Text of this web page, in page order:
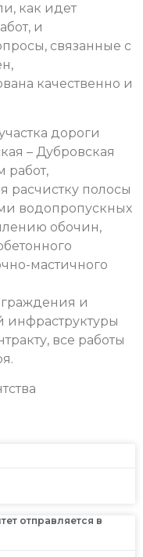
как идет
и
связанные с
качественно и
дороги
– Дубровская
работ,
расчистку полосы
водопропускных
обочин,
мастичного
и
инфраструктуры
все работы
отправляется в